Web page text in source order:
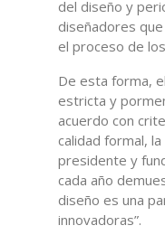
del diseño y
diseñadores
el proceso de
De esta forma,
estricta y
acuerdo con
calidad formal,
presidente y
cada año
diseño es una
innovadoras”.